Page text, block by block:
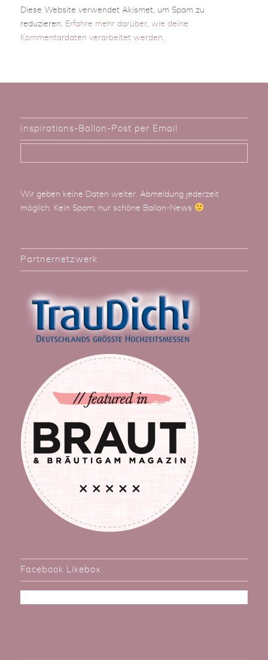
Diese Website verwendet Akismet, um Spam zu
reduzieren.
Erfahre mehr darüber, wie deine
Kommentardaten verarbeitet werden
Inspirations-Ballon-Post per Email
Wir geben keine Daten weiter. Abmeldung jederzeit
möglich. Kein Spam, nur schöne Ballon-News
Partnernetzwerk
Facebook Likebox